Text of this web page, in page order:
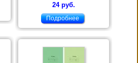
24 руб.
Подробнее